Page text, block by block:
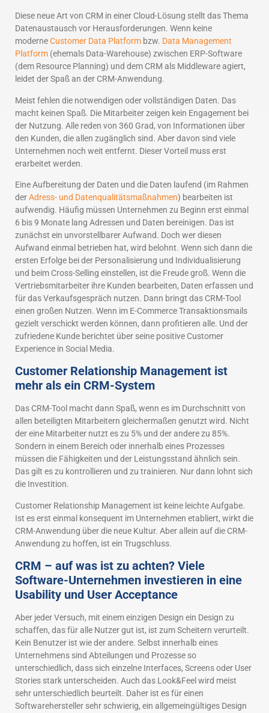
Diese neue Art von CRM in einer Cloud-Lösung stellt das Thema
Datenaustausch vor Herausforderungen. Wenn keine
moderneCustomer Data Platform bzw. Data Management
Platform (ehemals Data-Warehouse) zwischen ERP-Software
(dem Resource Planning) und dem CRM als Middleware agiert,
leidet der Spaß an der CRM-Anwendung.
Meist fehlen die notwendigen oder vollständigen Daten. Das
macht keinen Spaß. Die Mitarbeiter zeigen kein Engagement bei
der Nutzung. Alle reden von 360 Grad, von Informationen über
den Kunden, die allen zugänglich sind. Aber davon sind viele
Unternehmen noch weit entfernt. Dieser Vorteil muss erst
erarbeitet werden.
Eine Aufbereitung der Daten und die Daten laufend (im Rahmen
derAdress- und Datenqualitätsmaßnahmen) bearbeiten ist
aufwendig. Häufig müssen Unternehmen zu Beginn erst einmal
6 bis 9 Monate lang Adressen und Daten bereinigen. Das ist
zunächst ein unvorstellbarer Aufwand. Doch wer diesen
Aufwand einmal betrieben hat, wird belohnt. Wenn sich dann die
ersten Erfolge bei der Personalisierung und Individualisierung
und beim Cross-Selling einstellen, ist die Freude groß. Wenn die
Vertriebsmitarbeiter ihre Kunden bearbeiten, Daten erfassen und
für das Verkaufsgespräch nutzen. Dann bringt das CRM-Tool
einen großen Nutzen. Wenn im E-Commerce Transaktionsmails
gezielt verschickt werden können, dann profitieren alle. Und der
zufriedene Kunde berichtet über seine positive Customer
Experience in Social Media.
Customer Relationship Management ist
mehr als ein CRM-System
Das CRM-Tool macht dann Spaß, wenn es im Durchschnitt von
allen beteiligten Mitarbeitern gleichermaßen genutzt wird. Nicht
der eine Mitarbeiter nutzt es zu 5% und der andere zu 85%.
Sondern in einem Bereich oder innerhalb eines Prozesses
müssen die Fähigkeiten und der Leistungsstand ähnlich sein.
Das gilt es zu kontrollieren und zu trainieren. Nur dann lohnt sich
die Investition.
Customer Relationship Management ist keine leichte Aufgabe.
Ist es erst einmal konsequent im Unternehmen etabliert, wirkt die
CRM-Anwendung über die neue Kultur. Aber allein auf die CRM-
Anwendung zu hoffen, ist ein Trugschluss.
CRM – auf was ist zu achten? Viele
Software-Unternehmen investieren in eine
Usability und User Acceptance
Aber jeder Versuch, mit einem einzigen Design ein Design zu
schaffen, das für alle Nutzer gut ist, ist zum Scheitern verurteilt.
Kein Benutzer ist wie der andere. Selbst innerhalb eines
Unternehmens sind Abteilungen und Prozesse so
unterschiedlich, dass sich einzelne Interfaces, Screens oder User
Stories stark unterscheiden. Auch das Look&Feel wird meist
sehr unterschiedlich beurteilt. Daher ist es für einen
Softwarehersteller sehr schwierig, ein allgemeingültiges Design